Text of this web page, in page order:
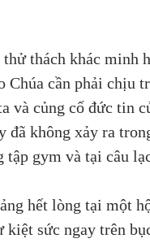
thách khác minh
Chúa cần phải chịu
và củng cố đức tin
đã không xảy ra
tập gym và tại câu
hết lòng tại một
kiệt sức ngay trên